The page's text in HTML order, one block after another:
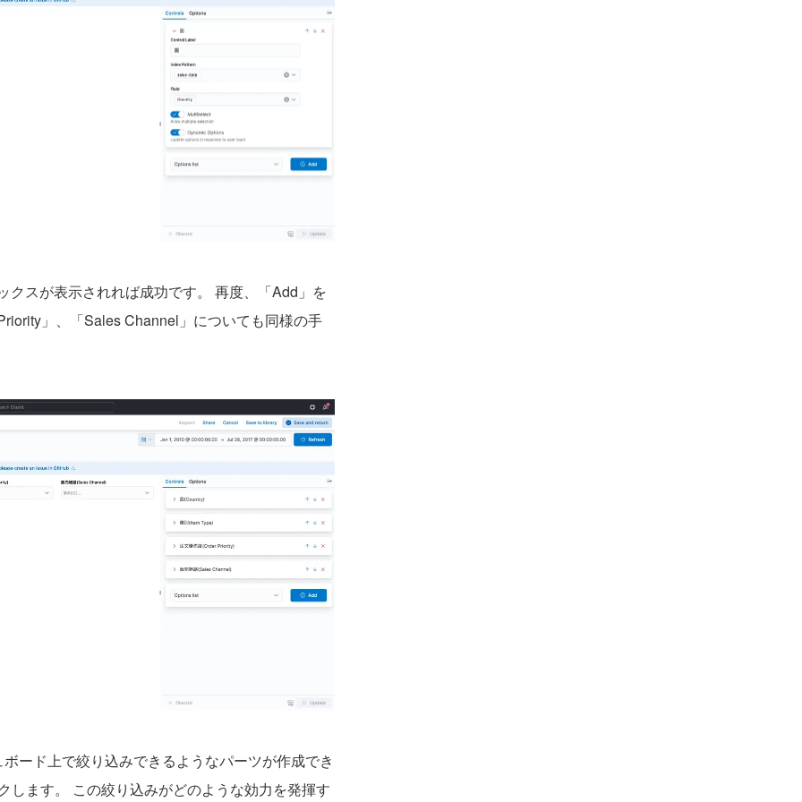
スが表示されれば成功です。 再度、「Add」を
」、「Sales Channel」についても同様の手
ド上で絞り込みできるようなパーツが作成でき
します。 この絞り込みがどのような効力を発揮す